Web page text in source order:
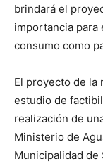
brindará el
importancia para
consumo como
El proyecto de la
estudio de
realización de
Ministerio de
Municipalidad de